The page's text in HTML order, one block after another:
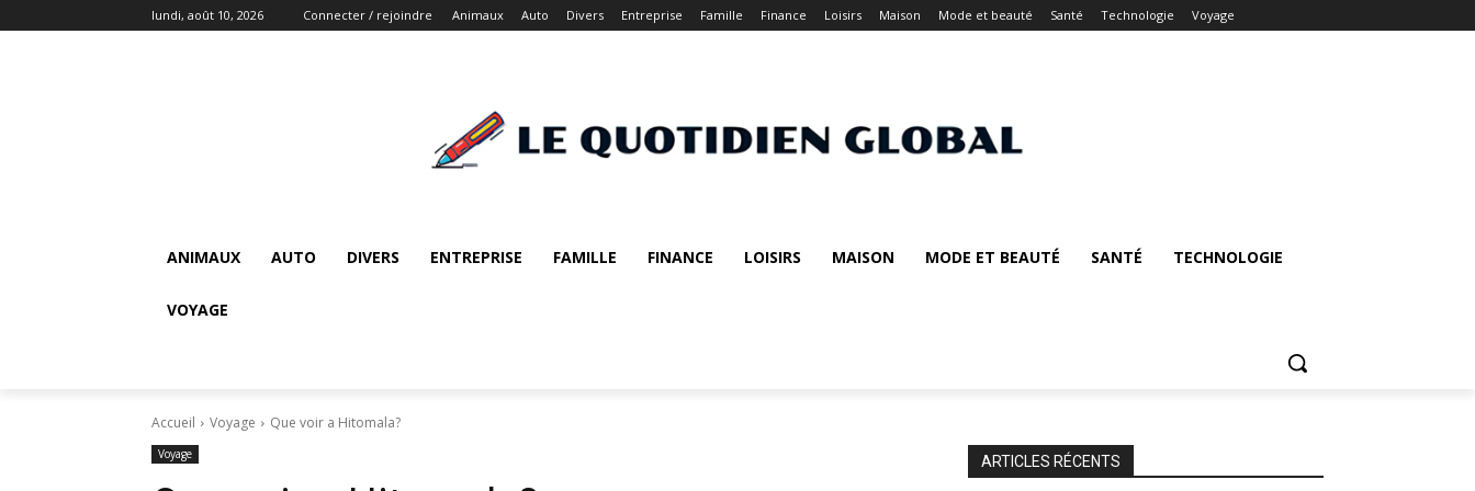
lundi, août 10, 2026 Connecter / rejoindre Animaux Auto Divers Entreprise Famille Finance Loisirs Maison Mode et beauté Santé Technologie Voyage
ANIMAUX AUTO DIVERS ENTREPRISE FAMILLE FINANCE LOISIRS MAISON MODE ET BEAUTÉ SANTÉ TECHNOLOGIE
VOYAGE
Accueil Voyage Que voir a Hitomala?
Voyage ARTICLES RÉCENTS